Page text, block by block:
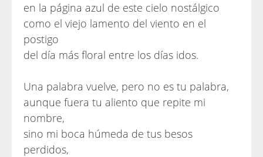
en la página azul de este cielo nostálgico
como el viejo lamento del viento en el
postigo
del día más floral entre los días idos.
Una palabra vuelve, pero no es tu palabra,
aunque fuera tu aliento que repite mi
nombre,
sino mi boca húmeda de tus besos
perdidos,